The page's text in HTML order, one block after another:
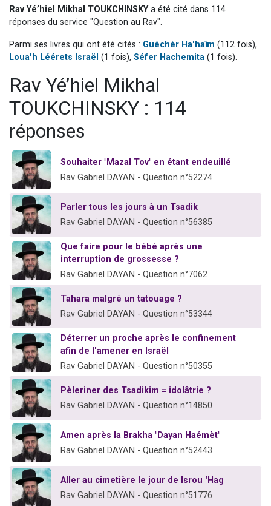
Il reste 49 places pour étudier en groupe sur Zoom
12 nouvelles musiques dans Torah-Box Music
Rav Yé’hiel Mikhal TOUKCHINSKY a été cité dans 114
réponses du service "Question au Rav".
Parmi ses livres qui ont été cités : Guéchèr Ha'haïm (112 fois),
Loua'h Léérets Israël (1 fois), Séfer Hachemita (1 fois).
Rav Yé’hiel Mikhal
TOUKCHINSKY : 114
réponses
Souhaiter "Mazal Tov" en étant endeuillé
Rav Gabriel DAYAN - Question n°52274
Parler tous les jours à un Tsadik
Rav Gabriel DAYAN - Question n°56385
Que faire pour le bébé après une
interruption de grossesse ?
Rav Gabriel DAYAN - Question n°7062
Tahara malgré un tatouage ?
Rav Gabriel DAYAN - Question n°53344
Déterrer un proche après le confinement
afin de l'amener en Israël
Rav Gabriel DAYAN - Question n°50355
Pèleriner des Tsadikim = idolâtrie ?
Rav Gabriel DAYAN - Question n°14850
Amen après la Brakha "Dayan Haémèt"
Rav Gabriel DAYAN - Question n°52443
Aller au cimetière le jour de Isrou 'Hag
Rav Gabriel DAYAN - Question n°51776